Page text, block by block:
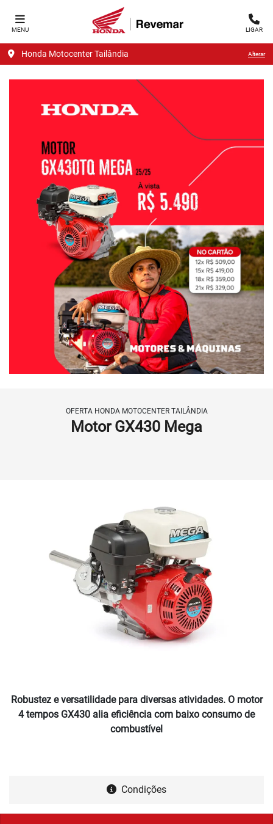
MENU LIGAR
Honda Motocenter Tailândia Alterar
OFERTA HONDA MOTOCENTER TAILÂNDIA
Motor GX430 Mega
Robustez e versatilidade para diversas atividades. O motor
4 tempos GX430 alia eficiência com baixo consumo de
combustível
Condições